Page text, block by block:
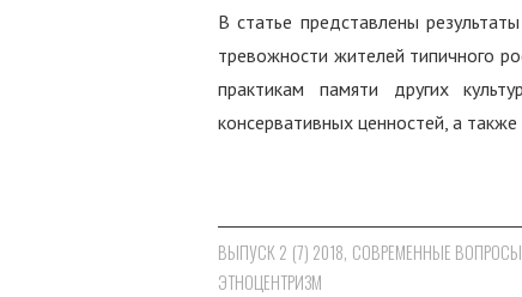
В статье представлены
тревожности жителей типичного
практикам памяти других
консервативных ценностей, а
ВЫПУСК 2 (7) 2018, СОВРЕМЕННЫЕ
ЭТНОЦЕНТРИЗМ